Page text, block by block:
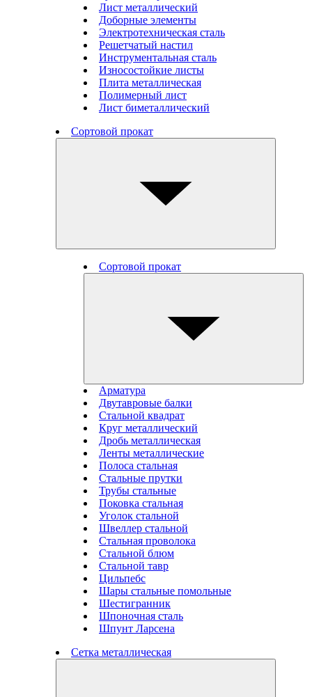
Лист металлический
Доборные элементы
Электротехническая сталь
Решетчатый настил
Инструментальная сталь
Износостойкие листы
Плита металлическая
Полимерный лист
Лист биметаллический
Сортовой прокат
Сортовой прокат
Арматура
Двутавровые балки
Стальной квадрат
Круг металлический
Дробь металлическая
Ленты металлические
Полоса стальная
Стальные прутки
Трубы стальные
Поковка стальная
Уголок стальной
Швеллер стальной
Стальная проволока
Стальной блюм
Стальной тавр
Цильпебс
Шары стальные помольные
Шестигранник
Шпоночная сталь
Шпунт Ларсена
Сетка металлическая